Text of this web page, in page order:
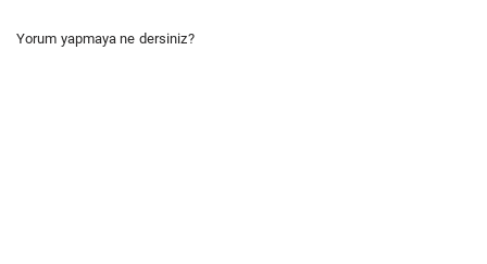
Yorum yapmaya ne dersiniz?